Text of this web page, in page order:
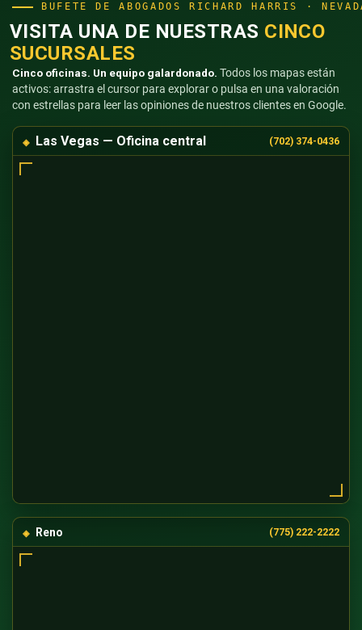
BUFETE DE ABOGADOS RICHARD HARRIS ·
VISITA UNA DE NUESTRAS CINCO
SUCURSALES
Cinco oficinas. Un equipo galardonado. Todos los mapas están
activos: arrastra el cursor para explorar o pulsa en una valoración
con estrellas para leer las opiniones de nuestros clientes en Google.
Las Vegas — Oficina central (702) 374-0436
Reno (775) 222-2222